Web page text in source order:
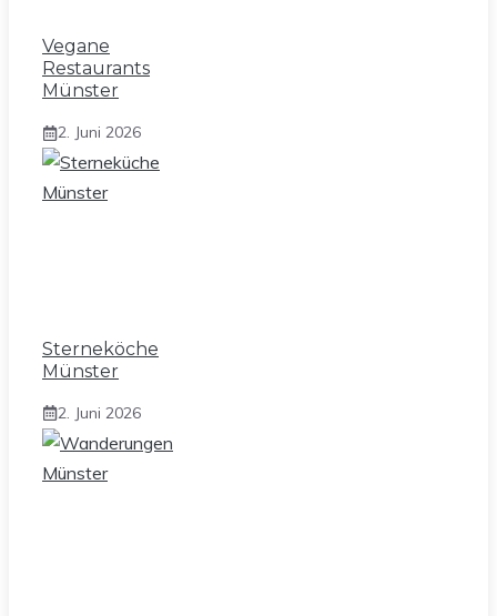
Vegane
Restaurants
Münster
2. Juni 2026
Sterneköche
Münster
2. Juni 2026